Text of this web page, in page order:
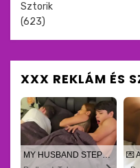
Sztorik
(623)
XXX REKLÁM ÉS
MY HUSBAND STEPSON MISTAKENLY GIVES ME IN THE ASS